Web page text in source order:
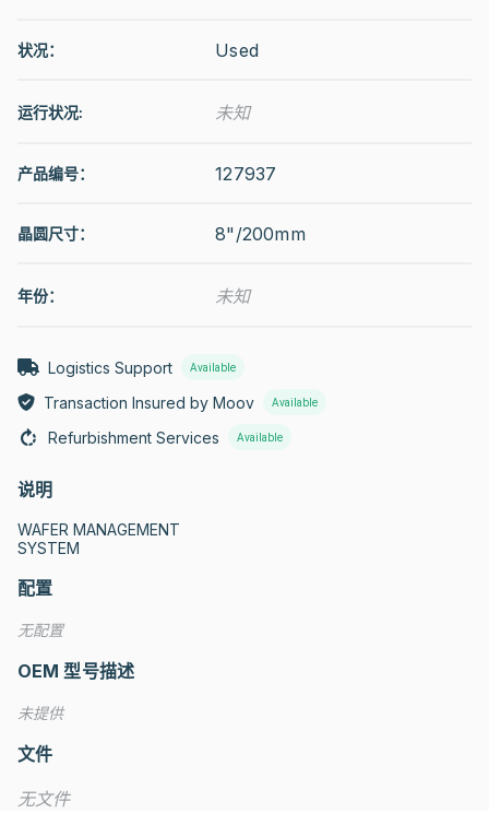
状况： Used
运行状况: 未知
产品编号： 127937
晶圆尺寸： 8"/200mm
年份： 未知
Logistics Support Available
Transaction Insured by Moov Available
Refurbishment Services Available
说明
WAFER MANAGEMENT
SYSTEM
配置
无配置
OEM 型号描述
未提供
文件
无文件